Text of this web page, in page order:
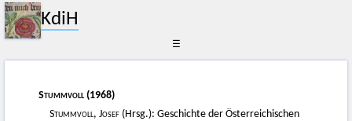
KdiH
☰
Stummvoll (1968)
Stummvoll, Josef (Hrsg.): Geschichte der Österreichischen